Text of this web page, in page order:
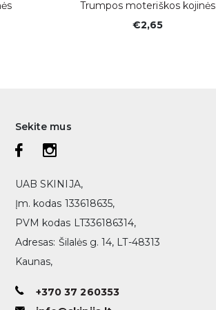
Trumpos moteriškos kojinės
€2,65
Sekite mus
UAB SKINIJA,
Įm. kodas 133618635,
PVM kodas LT336186314,
Adresas: Šilalės g. 14, LT-48313
Kaunas,
+370 37 260353